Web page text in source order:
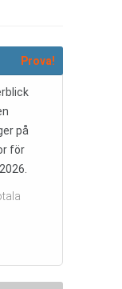
Prova!
på
för